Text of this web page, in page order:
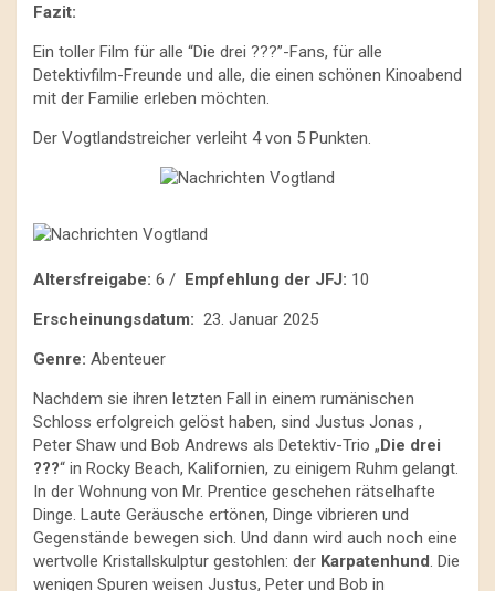
Fazit:
Ein toller Film für alle “Die drei ???”-Fans, für alle
Detektivfilm-Freunde und alle, die einen schönen Kinoabend
mit der Familie erleben möchten.
Der Vogtlandstreicher verleiht 4 von 5 Punkten.
Altersfreigabe: 6 / Empfehlung der JFJ: 10
Erscheinungsdatum: 23. Januar 2025
Genre: Abenteuer
Nachdem sie ihren letzten Fall in einem rumänischen
Schloss erfolgreich gelöst haben, sind Justus Jonas ,
Peter Shaw und Bob Andrews als Detektiv-Trio „Die drei
???“ in Rocky Beach, Kalifornien, zu einigem Ruhm gelangt.
In der Wohnung von Mr. Prentice geschehen rätselhafte
Dinge. Laute Geräusche ertönen, Dinge vibrieren und
Gegenstände bewegen sich. Und dann wird auch noch eine
wertvolle Kristallskulptur gestohlen: der Karpatenhund. Die
wenigen Spuren weisen Justus, Peter und Bob in